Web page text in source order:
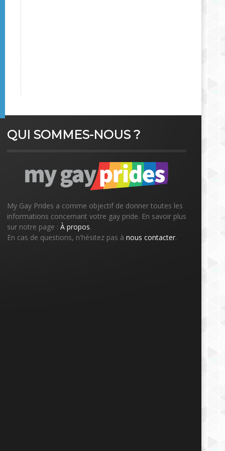
QUI SOMMES-NOUS ?
My Gay Prides a comme objectif de donner toutes les
informations concernant votre gay pride. En savoir plus
sur notre page : À propos.
En cas de questions, n'hésitez pas à nous contacter.